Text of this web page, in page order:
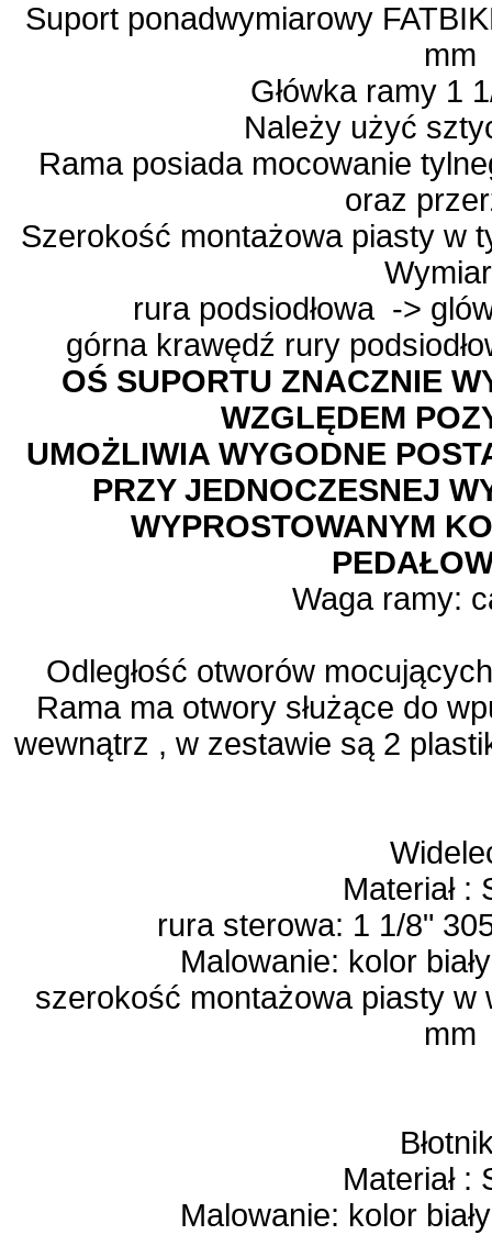
Suport ponadwymiarowy
mm
Główka ramy 1
Należy użyć
Rama posiada mocowanie
oraz
Szerokość montażowa piasty w
rura podsiodłowa ->
górna krawędź rury
OŚ SUPORTU ZNACZNIE
WZGLĘDEM
UMOŻLIWIA WYGODNE
PRZY JEDNOCZESNEJ
WYPROSTOWANYM
Waga ramy:
Odległość otworów
Rama ma otwory służące do
wewnątrz , w zestawie są 2
Materiał :
rura sterowa: 1 1/8"
Malowanie: kolor
szerokość montażowa piasty w
mm
Materiał :
Malowanie: kolor